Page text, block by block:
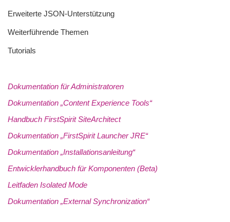
Erweiterte JSON-Unterstützung
Weiterführende Themen
Tutorials
Dokumentation für Administratoren
Dokumentation „Content Experience Tools“
Handbuch FirstSpirit SiteArchitect
Dokumentation „FirstSpirit Launcher JRE“
Dokumentation „Installationsanleitung“
Entwicklerhandbuch für Komponenten (Beta)
Leitfaden Isolated Mode
Dokumentation „External Synchronization“